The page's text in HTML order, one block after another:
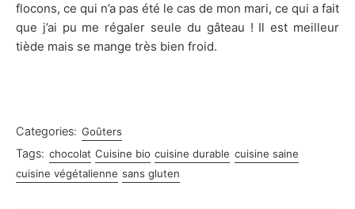
flocons, ce qui n’a pas été le cas de mon mari, ce qui a fait
que j’ai pu me régaler seule du gâteau ! Il est meilleur
tiède mais se mange très bien froid.
Categories: Goûters
Tags: chocolat Cuisine bio cuisine durable cuisine saine
cuisine végétalienne sans gluten